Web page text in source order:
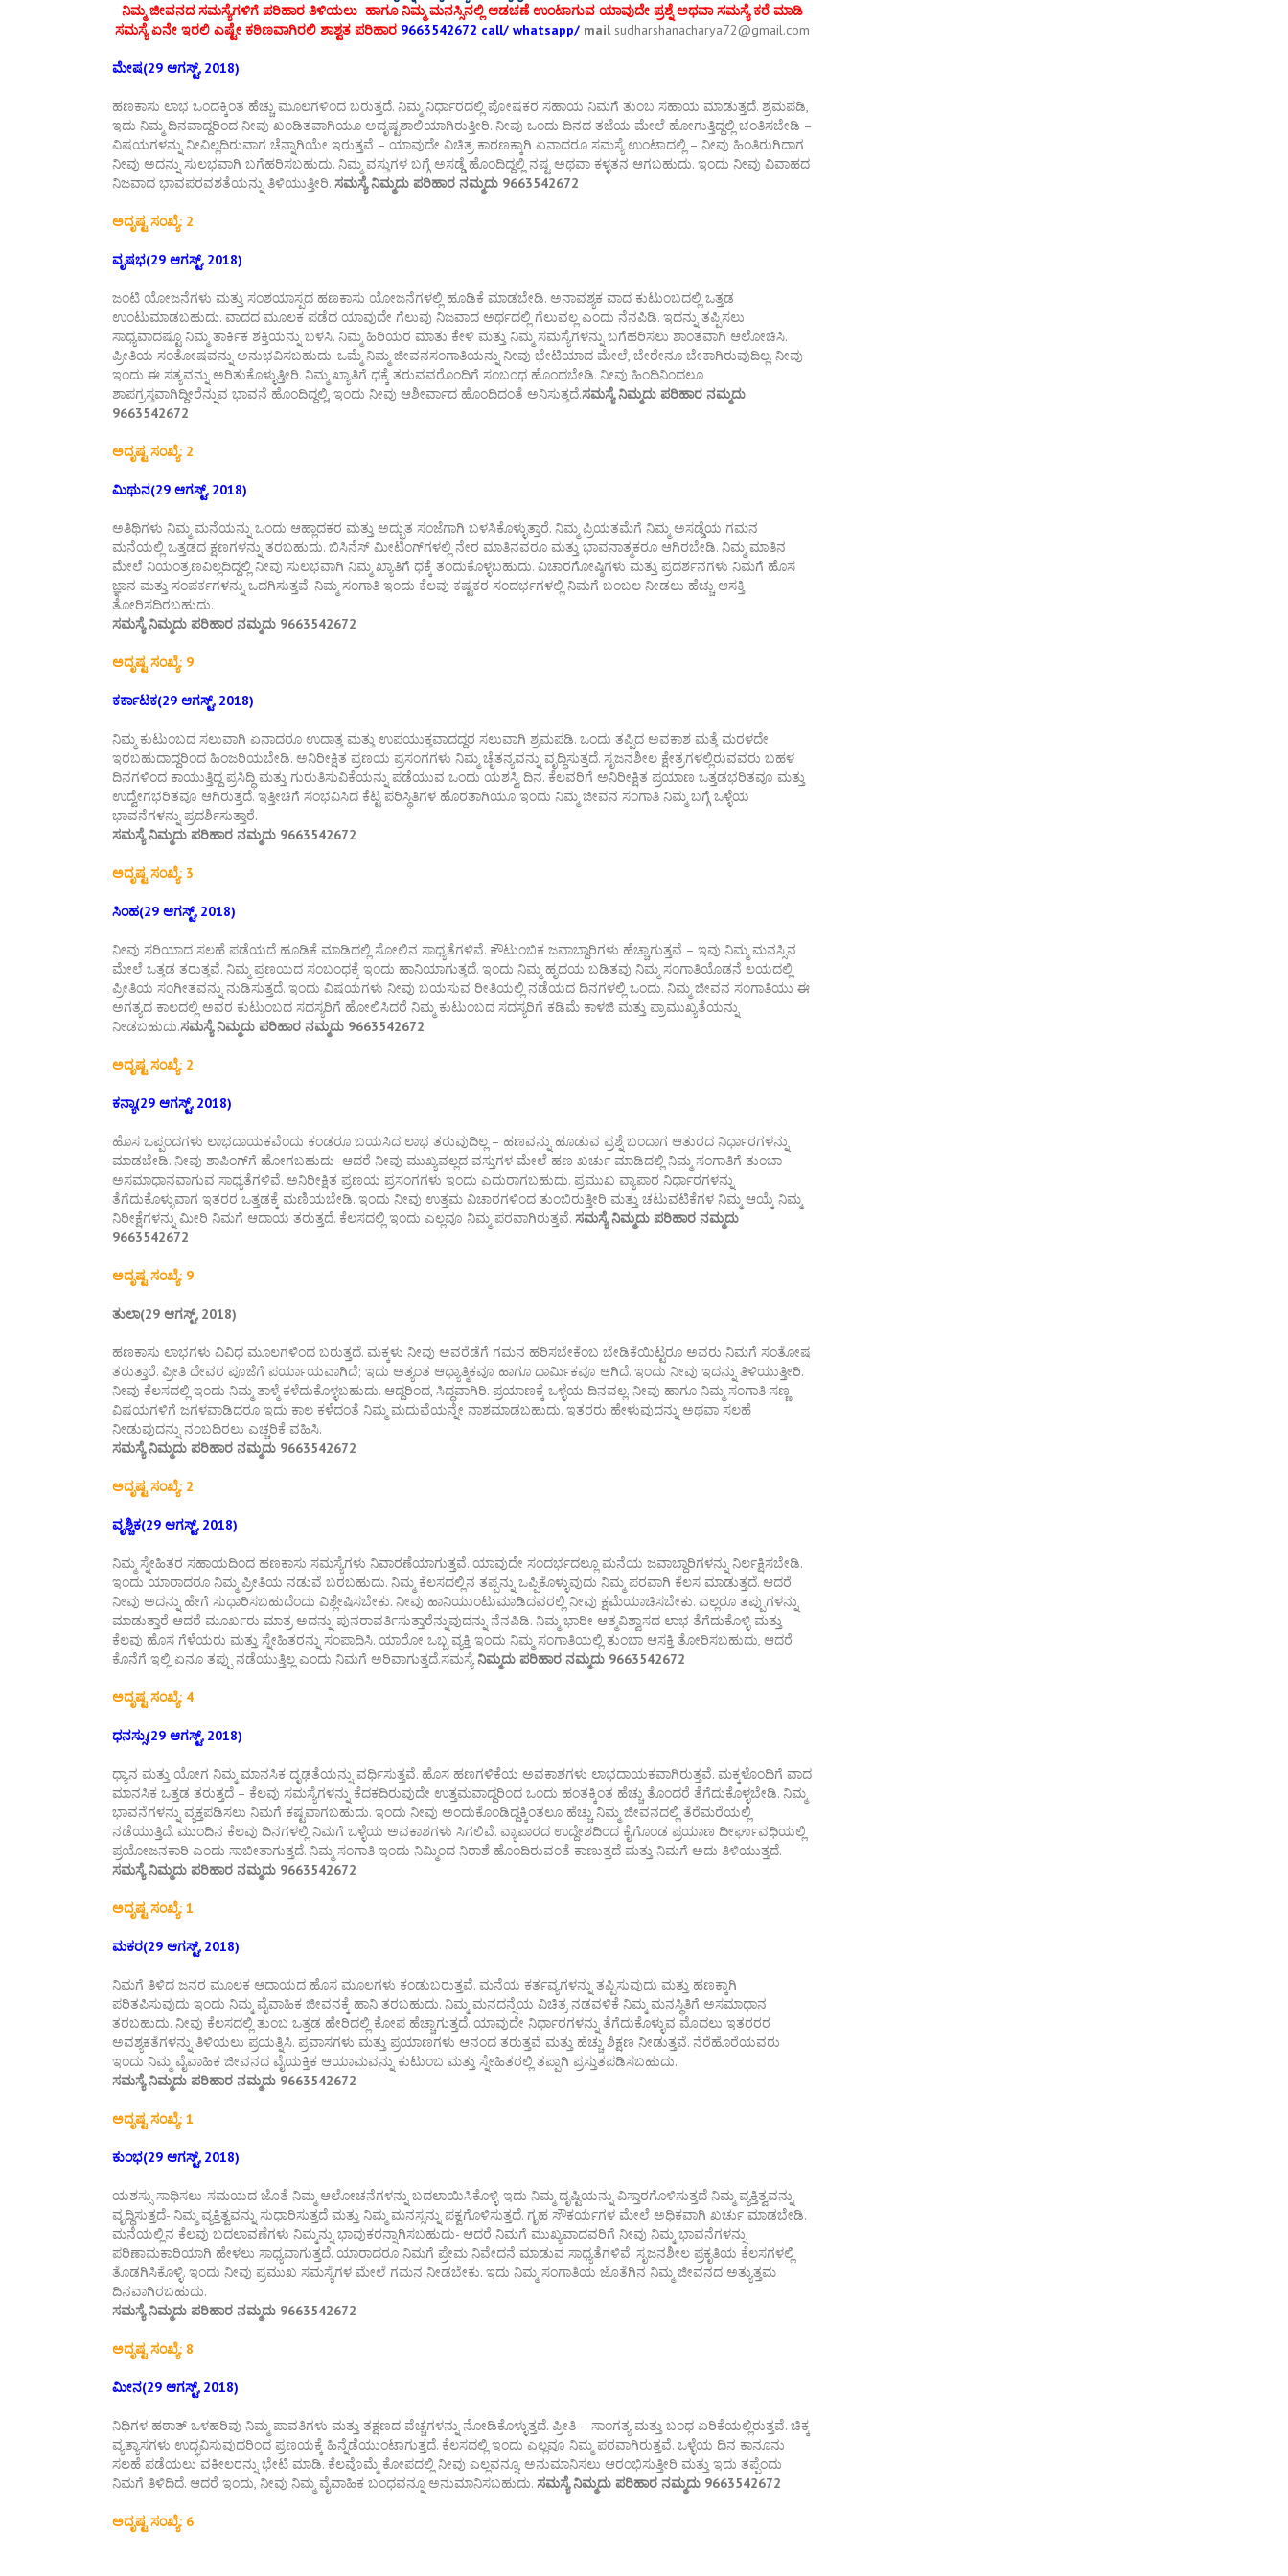
ನಿಮ್ಮ ಜೀವನದ ಸಮಸ್ಯೆಗಳಿಗೆ ಪರಿಹಾರ ತಿಳಿಯಲು ಹಾಗೂ ನಿಮ್ಮ ಮನಸ್ಸಿನಲ್ಲಿ ಆಡಚಣೆ ಉಂಟಾಗುವ ಯಾವುದೇ ಪ್ರಶ್ನೆ ಅಥವಾ ಸಮಸ್ಯೆ ಕರೆ ಮಾಡಿ
ಸಮಸ್ಯೆ ಏನೇ ಇರಲಿ ಎಷ್ಟೇ ಕಠಿಣವಾಗಿರಲಿ ಶಾಶ್ವತ ಪರಿಹಾರ 9663542672 call/ whatsapp/ mailsudharshanacharya72@gmail.com
ಮೇಷ(29 ಆಗಸ್ಟ್, 2018)
ಹಣಕಾಸು ಲಾಭ ಒಂದಕ್ಕಿಂತ ಹೆಚ್ಚು ಮೂಲಗಳಿಂದ ಬರುತ್ತದೆ. ನಿಮ್ಮ ನಿರ್ಧಾರದಲ್ಲಿ ಪೋಷಕರ ಸಹಾಯ ನಿಮಗೆ ತುಂಬ ಸಹಾಯ ಮಾಡುತ್ತದೆ. ಶ್ರಮಪಡಿ,
ಇದು ನಿಮ್ಮ ದಿನವಾದ್ದರಿಂದ ನೀವು ಖಂಡಿತವಾಗಿಯೂ ಅದೃಷ್ಟಶಾಲಿಯಾಗಿರುತ್ತೀರಿ. ನೀವು ಒಂದು ದಿನದ ತಜೆಯ ಮೇಲೆ ಹೋಗುತ್ತಿದ್ದಲ್ಲಿ ಚಂತಿಸಬೇಡಿ –
ವಿಷಯಗಳನ್ನು ನೀವಿಲ್ಲದಿರುವಾಗ ಚೆನ್ನಾಗಿಯೇ ಇರುತ್ತವೆ – ಯಾವುದೇ ವಿಚಿತ್ರ ಕಾರಣಕ್ಕಾಗಿ ಏನಾದರೂ ಸಮಸ್ಯೆ ಉಂಟಾದಲ್ಲಿ – ನೀವು ಹಿಂತಿರುಗಿದಾಗ
ನೀವು ಅದನ್ನು ಸುಲಭವಾಗಿ ಬಗೆಹರಿಸಬಹುದು. ನಿಮ್ಮ ವಸ್ತುಗಳ ಬಗ್ಗೆ ಅಸಡ್ಡೆ ಹೊಂದಿದ್ದಲ್ಲಿ ನಷ್ಟ ಅಥವಾ ಕಳ್ಳತನ ಆಗಬಹುದು. ಇಂದು ನೀವು ವಿವಾಹದ
ನಿಜವಾದ ಭಾವಪರವಶತೆಯನ್ನು ತಿಳಿಯುತ್ತೀರಿ. ಸಮಸ್ಯೆ ನಿಮ್ಮದು ಪರಿಹಾರ ನಮ್ಮದು 9663542672
ಅದೃಷ್ಟ ಸಂಖ್ಯೆ: 2
ವೃಷಭ(29 ಆಗಸ್ಟ್, 2018)
ಜಂಟಿ ಯೋಜನೆಗಳು ಮತ್ತು ಸಂಶಯಾಸ್ಪದ ಹಣಕಾಸು ಯೋಜನೆಗಳಲ್ಲಿ ಹೂಡಿಕೆ ಮಾಡಬೇಡಿ. ಅನಾವಶ್ಯಕ ವಾದ ಕುಟುಂಬದಲ್ಲಿ ಒತ್ತಡ
ಉಂಟುಮಾಡಬಹುದು. ವಾದದ ಮೂಲಕ ಪಡೆದ ಯಾವುದೇ ಗೆಲುವು ನಿಜವಾದ ಅರ್ಥದಲ್ಲಿ ಗೆಲುವಲ್ಲ ಎಂದು ನೆನಪಿಡಿ. ಇದನ್ನು ತಪ್ಪಿಸಲು
ಸಾಧ್ಯವಾದಷ್ಟೂ ನಿಮ್ಮ ತಾರ್ಕಿಕ ಶಕ್ತಿಯನ್ನು ಬಳಸಿ. ನಿಮ್ಮ ಹಿರಿಯರ ಮಾತು ಕೇಳಿ ಮತ್ತು ನಿಮ್ಮ ಸಮಸ್ಯೆಗಳನ್ನು ಬಗೆಹರಿಸಲು ಶಾಂತವಾಗಿ ಆಲೋಚಿಸಿ.
ಪ್ರೀತಿಯ ಸಂತೋಷವನ್ನು ಅನುಭವಿಸಬಹುದು. ಒಮ್ಮೆ ನಿಮ್ಮ ಜೀವನಸಂಗಾತಿಯನ್ನು ನೀವು ಭೇಟಿಯಾದ ಮೇಲೆ, ಬೇರೇನೂ ಬೇಕಾಗಿರುವುದಿಲ್ಲ. ನೀವು
ಇಂದು ಈ ಸತ್ಯವನ್ನು ಅರಿತುಕೊಳ್ಳುತ್ತೀರಿ. ನಿಮ್ಮ ಖ್ಯಾತಿಗೆ ಧಕ್ಕೆ ತರುವವರೊಂದಿಗೆ ಸಂಬಂಧ ಹೊಂದಬೇಡಿ. ನೀವು ಹಿಂದಿನಿಂದಲೂ
ಶಾಪಗ್ರಸ್ತವಾಗಿದ್ದೀರೆನ್ನುವ ಭಾವನೆ ಹೊಂದಿದ್ದಲ್ಲಿ, ಇಂದು ನೀವು ಆಶೀರ್ವಾದ ಹೊಂದಿದಂತೆ ಅನಿಸುತ್ತದೆ.ಸಮಸ್ಯೆ ನಿಮ್ಮದು ಪರಿಹಾರ ನಮ್ಮದು
9663542672
ಅದೃಷ್ಟ ಸಂಖ್ಯೆ: 2
ಮಿಥುನ(29 ಆಗಸ್ಟ್, 2018)
ಅತಿಥಿಗಳು ನಿಮ್ಮ ಮನೆಯನ್ನು ಒಂದು ಆಹ್ಲಾದಕರ ಮತ್ತು ಅದ್ಭುತ ಸಂಜೆಗಾಗಿ ಬಳಸಿಕೊಳ್ಳುತ್ತಾರೆ. ನಿಮ್ಮ ಪ್ರಿಯತಮೆಗೆ ನಿಮ್ಮ ಅಸಡ್ಡೆಯ ಗಮನ
ಮನೆಯಲ್ಲಿ ಒತ್ತಡದ ಕ್ಷಣಗಳನ್ನು ತರಬಹುದು. ಬಿಸಿನೆಸ್ ಮೀಟಿಂಗ್‌ಗಳಲ್ಲಿ ನೇರ ಮಾತಿನವರೂ ಮತ್ತು ಭಾವನಾತ್ಮಕರೂ ಆಗಿರಬೇಡಿ. ನಿಮ್ಮ ಮಾತಿನ
ಮೇಲೆ ನಿಯಂತ್ರಣವಿಲ್ಲದಿದ್ದಲ್ಲಿ ನೀವು ಸುಲಭವಾಗಿ ನಿಮ್ಮ ಖ್ಯಾತಿಗೆ ಧಕ್ಕೆ ತಂದುಕೊಳ್ಳಬಹುದು. ವಿಚಾರಗೋಷ್ಠಿಗಳು ಮತ್ತು ಪ್ರದರ್ಶನಗಳು ನಿಮಗೆ ಹೊಸ
ಜ್ಞಾನ ಮತ್ತು ಸಂಪರ್ಕಗಳನ್ನು ಒದಗಿಸುತ್ತವೆ. ನಿಮ್ಮ ಸಂಗಾತಿ ಇಂದು ಕೆಲವು ಕಷ್ಟಕರ ಸಂದರ್ಭಗಳಲ್ಲಿ ನಿಮಗೆ ಬಂಬಲ ನೀಡಲು ಹೆಚ್ಚು ಆಸಕ್ತಿ
ತೋರಿಸದಿರಬಹುದು.
ಸಮಸ್ಯೆ ನಿಮ್ಮದು ಪರಿಹಾರ ನಮ್ಮದು 9663542672
ಅದೃಷ್ಟ ಸಂಖ್ಯೆ: 9
ಕರ್ಕಾಟಕ(29 ಆಗಸ್ಟ್, 2018)
ನಿಮ್ಮ ಕುಟುಂಬದ ಸಲುವಾಗಿ ಏನಾದರೂ ಉದಾತ್ತ ಮತ್ತು ಉಪಯುಕ್ತವಾದದ್ದರ ಸಲುವಾಗಿ ಶ್ರಮಪಡಿ. ಒಂದು ತಪ್ಪಿದ ಅವಕಾಶ ಮತ್ತೆ ಮರಳದೇ
ಇರಬಹುದಾದ್ದರಿಂದ ಹಿಂಜರಿಯಬೇಡಿ. ಅನಿರೀಕ್ಷಿತ ಪ್ರಣಯ ಪ್ರಸಂಗಗಳು ನಿಮ್ಮ ಚೈತನ್ಯವನ್ನು ವೃದ್ಧಿಸುತ್ತದೆ. ಸೃಜನಶೀಲ ಕ್ಷೇತ್ರಗಳಲ್ಲಿರುವವರು ಬಹಳ
ದಿನಗಳಿಂದ ಕಾಯುತ್ತಿದ್ದ ಪ್ರಸಿದ್ಧಿ ಮತ್ತು ಗುರುತಿಸುವಿಕೆಯನ್ನು ಪಡೆಯುವ ಒಂದು ಯಶಸ್ವಿ ದಿನ. ಕೆಲವರಿಗೆ ಅನಿರೀಕ್ಷಿತ ಪ್ರಯಾಣ ಒತ್ತಡಭರಿತವೂ ಮತ್ತು
ಉದ್ವೇಗಭರಿತವೂ ಆಗಿರುತ್ತದೆ. ಇತ್ತೀಚಿಗೆ ಸಂಭವಿಸಿದ ಕೆಟ್ಟ ಪರಿಸ್ಥಿತಿಗಳ ಹೊರತಾಗಿಯೂ ಇಂದು ನಿಮ್ಮ ಜೀವನ ಸಂಗಾತಿ ನಿಮ್ಮ ಬಗ್ಗೆ ಒಳ್ಳೆಯ
ಭಾವನೆಗಳನ್ನು ಪ್ರದರ್ಶಿಸುತ್ತಾರೆ.
ಸಮಸ್ಯೆ ನಿಮ್ಮದು ಪರಿಹಾರ ನಮ್ಮದು 9663542672
ಅದೃಷ್ಟ ಸಂಖ್ಯೆ: 3
ಸಿಂಹ(29 ಆಗಸ್ಟ್, 2018)
ನೀವು ಸರಿಯಾದ ಸಲಹೆ ಪಡೆಯದೆ ಹೂಡಿಕೆ ಮಾಡಿದಲ್ಲಿ ಸೋಲಿನ ಸಾಧ್ಯತೆಗಳಿವೆ. ಕೌಟುಂಬಿಕ ಜವಾಬ್ದಾರಿಗಳು ಹೆಚ್ಚಾಗುತ್ತವೆ – ಇವು ನಿಮ್ಮ ಮನಸ್ಸಿನ
ಮೇಲೆ ಒತ್ತಡ ತರುತ್ತವೆ. ನಿಮ್ಮ ಪ್ರಣಯದ ಸಂಬಂಧಕ್ಕೆ ಇಂದು ಹಾನಿಯಾಗುತ್ತದೆ. ಇಂದು ನಿಮ್ಮ ಹೃದಯ ಬಡಿತವು ನಿಮ್ಮ ಸಂಗಾತಿಯೊಡನೆ ಲಯದಲ್ಲಿ
ಪ್ರೀತಿಯ ಸಂಗೀತವನ್ನು ನುಡಿಸುತ್ತದೆ. ಇಂದು ವಿಷಯಗಳು ನೀವು ಬಯಸುವ ರೀತಿಯಲ್ಲಿ ನಡೆಯದ ದಿನಗಳಲ್ಲಿ ಒಂದು. ನಿಮ್ಮ ಜೀವನ ಸಂಗಾತಿಯು ಈ
ಅಗತ್ಯದ ಕಾಲದಲ್ಲಿ ಅವರ ಕುಟುಂಬದ ಸದಸ್ಯರಿಗೆ ಹೋಲಿಸಿದರೆ ನಿಮ್ಮ ಕುಟುಂಬದ ಸದಸ್ಯರಿಗೆ ಕಡಿಮೆ ಕಾಳಜಿ ಮತ್ತು ಪ್ರಾಮುಖ್ಯತೆಯನ್ನು
ನೀಡಬಹುದು.ಸಮಸ್ಯೆ ನಿಮ್ಮದು ಪರಿಹಾರ ನಮ್ಮದು 9663542672
ಅದೃಷ್ಟ ಸಂಖ್ಯೆ: 2
ಕನ್ಯಾ(29 ಆಗಸ್ಟ್, 2018)
ಹೊಸ ಒಪ್ಪಂದಗಳು ಲಾಭದಾಯಕವೆಂದು ಕಂಡರೂ ಬಯಸಿದ ಲಾಭ ತರುವುದಿಲ್ಲ – ಹಣವನ್ನು ಹೂಡುವ ಪ್ರಶ್ನೆ ಬಂದಾಗ ಆತುರದ ನಿರ್ಧಾರಗಳನ್ನು
ಮಾಡಬೇಡಿ. ನೀವು ಶಾಪಿಂಗ್‌ಗೆ ಹೋಗಬಹುದು -ಆದರೆ ನೀವು ಮುಖ್ಯವಲ್ಲದ ವಸ್ತುಗಳ ಮೇಲೆ ಹಣ ಖರ್ಚು ಮಾಡಿದಲ್ಲಿ ನಿಮ್ಮ ಸಂಗಾತಿಗೆ ತುಂಬಾ
ಅಸಮಾಧಾನವಾಗುವ ಸಾಧ್ಯತೆಗಳಿವೆ. ಅನಿರೀಕ್ಷಿತ ಪ್ರಣಯ ಪ್ರಸಂಗಗಳು ಇಂದು ಎದುರಾಗಬಹುದು. ಪ್ರಮುಖ ವ್ಯಾಪಾರ ನಿರ್ಧಾರಗಳನ್ನು
ತೆಗೆದುಕೊಳ್ಳುವಾಗ ಇತರರ ಒತ್ತಡಕ್ಕೆ ಮಣಿಯಬೇಡಿ. ಇಂದು ನೀವು ಉತ್ತಮ ವಿಚಾರಗಳಿಂದ ತುಂಬಿರುತ್ತೀರಿ ಮತ್ತು ಚಟುವಟಿಕೆಗಳ ನಿಮ್ಮ ಆಯ್ಕೆ ನಿಮ್ಮ
ನಿರೀಕ್ಷೆಗಳನ್ನು ಮೀರಿ ನಿಮಗೆ ಆದಾಯ ತರುತ್ತದೆ. ಕೆಲಸದಲ್ಲಿ ಇಂದು ಎಲ್ಲವೂ ನಿಮ್ಮ ಪರವಾಗಿರುತ್ತವೆ. ಸಮಸ್ಯೆ ನಿಮ್ಮದು ಪರಿಹಾರ ನಮ್ಮದು
9663542672
ಅದೃಷ್ಟ ಸಂಖ್ಯೆ: 9
ತುಲಾ(29 ಆಗಸ್ಟ್, 2018)
ಹಣಕಾಸು ಲಾಭಗಳು ವಿವಿಧ ಮೂಲಗಳಿಂದ ಬರುತ್ತದೆ. ಮಕ್ಕಳು ನೀವು ಅವರೆಡೆಗೆ ಗಮನ ಹರಿಸಬೇಕೆಂಬ ಬೇಡಿಕೆಯಿಟ್ಟರೂ ಅವರು ನಿಮಗೆ ಸಂತೋಷ
ತರುತ್ತಾರೆ. ಪ್ರೀತಿ ದೇವರ ಪೂಜೆಗೆ ಪರ್ಯಾಯವಾಗಿದೆ; ಇದು ಅತ್ಯಂತ ಆಧ್ಯಾತ್ಮಿಕವೂ ಹಾಗೂ ಧಾರ್ಮಿಕವೂ ಆಗಿದೆ. ಇಂದು ನೀವು ಇದನ್ನು ತಿಳಿಯುತ್ತೀರಿ.
ನೀವು ಕೆಲಸದಲ್ಲಿ ಇಂದು ನಿಮ್ಮ ತಾಳ್ಮೆ ಕಳೆದುಕೊಳ್ಳಬಹುದು. ಆದ್ದರಿಂದ, ಸಿದ್ಧವಾಗಿರಿ. ಪ್ರಯಾಣಕ್ಕೆ ಒಳ್ಳೆಯ ದಿನವಲ್ಲ. ನೀವು ಹಾಗೂ ನಿಮ್ಮ ಸಂಗಾತಿ ಸಣ್ಣ
ವಿಷಯಗಳಿಗೆ ಜಗಳವಾಡಿದರೂ ಇದು ಕಾಲ ಕಳೆದಂತೆ ನಿಮ್ಮ ಮದುವೆಯನ್ನೇ ನಾಶಮಾಡಬಹುದು. ಇತರರು ಹೇಳುವುದನ್ನು ಅಥವಾ ಸಲಹೆ
ನೀಡುವುದನ್ನು ನಂಬದಿರಲು ಎಚ್ಚರಿಕೆ ವಹಿಸಿ.
ಸಮಸ್ಯೆ ನಿಮ್ಮದು ಪರಿಹಾರ ನಮ್ಮದು 9663542672
ಅದೃಷ್ಟ ಸಂಖ್ಯೆ: 2
ವೃಶ್ಚಿಕ(29 ಆಗಸ್ಟ್, 2018)
ನಿಮ್ಮ ಸ್ನೇಹಿತರ ಸಹಾಯದಿಂದ ಹಣಕಾಸು ಸಮಸ್ಯೆಗಳು ನಿವಾರಣೆಯಾಗುತ್ತವೆ. ಯಾವುದೇ ಸಂದರ್ಭದಲ್ಲೂ ಮನೆಯ ಜವಾಬ್ದಾರಿಗಳನ್ನು ನಿರ್ಲಕ್ಷಿಸಬೇಡಿ.
ಇಂದು ಯಾರಾದರೂ ನಿಮ್ಮ ಪ್ರೀತಿಯ ನಡುವೆ ಬರಬಹುದು. ನಿಮ್ಮ ಕೆಲಸದಲ್ಲಿನ ತಪ್ಪನ್ನು ಒಪ್ಪಿಕೊಳ್ಳುವುದು ನಿಮ್ಮ ಪರವಾಗಿ ಕೆಲಸ ಮಾಡುತ್ತದೆ. ಆದರೆ
ನೀವು ಅದನ್ನು ಹೇಗೆ ಸುಧಾರಿಸಬಹುದೆಂದು ವಿಶ್ಲೇಷಿಸಬೇಕು. ನೀವು ಹಾನಿಯುಂಟುಮಾಡಿದವರಲ್ಲಿ ನೀವು ಕ್ಷಮೆಯಾಚಿಸಬೇಕು. ಎಲ್ಲರೂ ತಪ್ಪುಗಳನ್ನು
ಮಾಡುತ್ತಾರೆ ಆದರೆ ಮೂರ್ಖರು ಮಾತ್ರ ಅದನ್ನು ಪುನರಾವರ್ತಿಸುತ್ತಾರೆನ್ನುವುದನ್ನು ನೆನಪಿಡಿ. ನಿಮ್ಮ ಭಾರೀ ಆತ್ಮವಿಶ್ವಾಸದ ಲಾಭ ತೆಗೆದುಕೊಳ್ಳಿ ಮತ್ತು
ಕೆಲವು ಹೊಸ ಗೆಳೆಯರು ಮತ್ತು ಸ್ನೇಹಿತರನ್ನು ಸಂಪಾದಿಸಿ. ಯಾರೋ ಒಬ್ಬ ವ್ಯಕ್ತಿ ಇಂದು ನಿಮ್ಮ ಸಂಗಾತಿಯಲ್ಲಿ ತುಂಬಾ ಆಸಕ್ತಿ ತೋರಿಸಬಹುದು, ಆದರೆ
ಕೊನೆಗೆ ಇಲ್ಲಿ ಏನೂ ತಪ್ಪು ನಡೆಯುತ್ತಿಲ್ಲ ಎಂದು ನಿಮಗೆ ಅರಿವಾಗುತ್ತದೆ.ಸಮಸ್ಯೆನಿಮ್ಮದು ಪರಿಹಾರ ನಮ್ಮದು 9663542672
ಅದೃಷ್ಟ ಸಂಖ್ಯೆ: 4
ಧನಸ್ಸು(29 ಆಗಸ್ಟ್, 2018)
ಧ್ಯಾನ ಮತ್ತು ಯೋಗ ನಿಮ್ಮ ಮಾನಸಿಕ ದೃಢತೆಯನ್ನು ವರ್ಧಿಸುತ್ತವೆ. ಹೊಸ ಹಣಗಳಿಕೆಯ ಅವಕಾಶಗಳು ಲಾಭದಾಯಕವಾಗಿರುತ್ತವೆ. ಮಕ್ಕಳೊಂದಿಗೆ ವಾದ
ಮಾನಸಿಕ ಒತ್ತಡ ತರುತ್ತದೆ – ಕೆಲವು ಸಮಸ್ಯೆಗಳನ್ನು ಕೆದಕದಿರುವುದೇ ಉತ್ತಮವಾದ್ದರಿಂದ ಒಂದು ಹಂತಕ್ಕಿಂತ ಹೆಚ್ಚು ತೊಂದರೆ ತೆಗೆದುಕೊಳ್ಳಬೇಡಿ. ನಿಮ್ಮ
ಭಾವನೆಗಳನ್ನು ವ್ಯಕ್ತಪಡಿಸಲು ನಿಮಗೆ ಕಷ್ಟವಾಗಬಹುದು. ಇಂದು ನೀವು ಅಂದುಕೊಂಡಿದ್ದಕ್ಕಿಂತಲೂ ಹೆಚ್ಚು ನಿಮ್ಮ ಜೀವನದಲ್ಲಿ ತೆರೆಮರೆಯಲ್ಲಿ
ನಡೆಯುತ್ತಿದೆ. ಮುಂದಿನ ಕೆಲವು ದಿನಗಳಲ್ಲಿ ನಿಮಗೆ ಒಳ್ಳೆಯ ಅವಕಾಶಗಳು ಸಿಗಲಿವೆ. ವ್ಯಾಪಾರದ ಉದ್ದೇಶದಿಂದ ಕೈಗೊಂಡ ಪ್ರಯಾಣ ದೀರ್ಘಾವಧಿಯಲ್ಲಿ
ಪ್ರಯೋಜನಕಾರಿ ಎಂದು ಸಾಬೀತಾಗುತ್ತದೆ. ನಿಮ್ಮ ಸಂಗಾತಿ ಇಂದು ನಿಮ್ಮಿಂದ ನಿರಾಶೆ ಹೊಂದಿರುವಂತೆ ಕಾಣುತ್ತದೆ ಮತ್ತು ನಿಮಗೆ ಅದು ತಿಳಿಯುತ್ತದೆ.
ಸಮಸ್ಯೆ ನಿಮ್ಮದು ಪರಿಹಾರ ನಮ್ಮದು 9663542672
ಅದೃಷ್ಟ ಸಂಖ್ಯೆ: 1
ಮಕರ(29 ಆಗಸ್ಟ್, 2018)
ನಿಮಗೆ ತಿಳಿದ ಜನರ ಮೂಲಕ ಆದಾಯದ ಹೊಸ ಮೂಲಗಳು ಕಂಡುಬರುತ್ತವೆ. ಮನೆಯ ಕರ್ತವ್ಯಗಳನ್ನು ತಪ್ಪಿಸುವುದು ಮತ್ತು ಹಣಕ್ಕಾಗಿ
ಪರಿತಪಿಸುವುದು ಇಂದು ನಿಮ್ಮ ವೈವಾಹಿಕ ಜೀವನಕ್ಕೆ ಹಾನಿ ತರಬಹುದು. ನಿಮ್ಮ ಮನದನ್ನೆಯ ವಿಚಿತ್ರ ನಡವಳಿಕೆ ನಿಮ್ಮ ಮನಸ್ಥಿತಿಗೆ ಅಸಮಾಧಾನ
ತರಬಹುದು. ನೀವು ಕೆಲಸದಲ್ಲಿ ತುಂಬ ಒತ್ತಡ ಹೇರಿದಲ್ಲಿ ಕೋಪ ಹೆಚ್ಚಾಗುತ್ತದೆ. ಯಾವುದೇ ನಿರ್ಧಾರಗಳನ್ನು ತೆಗೆದುಕೊಳ್ಳುವ ಮೊದಲು ಇತರರರ
ಅವಶ್ಯಕತೆಗಳನ್ನು ತಿಳಿಯಲು ಪ್ರಯತ್ನಿಸಿ. ಪ್ರವಾಸಗಳು ಮತ್ತು ಪ್ರಯಾಣಗಳು ಆನಂದ ತರುತ್ತವೆ ಮತ್ತು ಹೆಚ್ಚು ಶಿಕ್ಷಣ ನೀಡುತ್ತವೆ. ನೆರೆಹೊರೆಯವರು
ಇಂದು ನಿಮ್ಮ ವೈವಾಹಿಕ ಜೀವನದ ವೈಯಕ್ತಿಕ ಆಯಾಮವನ್ನು ಕುಟುಂಬ ಮತ್ತು ಸ್ನೇಹಿತರಲ್ಲಿ ತಪ್ಪಾಗಿ ಪ್ರಸ್ತುತಪಡಿಸಬಹುದು.
ಸಮಸ್ಯೆ ನಿಮ್ಮದು ಪರಿಹಾರ ನಮ್ಮದು 9663542672
ಅದೃಷ್ಟ ಸಂಖ್ಯೆ: 1
ಕುಂಭ(29 ಆಗಸ್ಟ್, 2018)
ಯಶಸ್ಸು ಸಾಧಿಸಲು-ಸಮಯದ ಜೊತೆ ನಿಮ್ಮ ಆಲೋಚನೆಗಳನ್ನು ಬದಲಾಯಿಸಿಕೊಳ್ಳಿ-ಇದು ನಿಮ್ಮ ದೃಷ್ಟಿಯನ್ನು ವಿಸ್ತಾರಗೊಳಿಸುತ್ತದೆ ನಿಮ್ಮ ವ್ಯಕ್ತಿತ್ವವನ್ನು
ವೃದ್ಧಿಸುತ್ತದೆ- ನಿಮ್ಮ ವ್ಯಕ್ತಿತ್ವವನ್ನು ಸುಧಾರಿಸುತ್ತದೆ ಮತ್ತು ನಿಮ್ಮ ಮನಸ್ಸನ್ನು ಪಕ್ವಗೊಳಿಸುತ್ತದೆ. ಗೃಹ ಸೌಕರ್ಯಗಳ ಮೇಲೆ ಅಧಿಕವಾಗಿ ಖರ್ಚು ಮಾಡಬೇಡಿ.
ಮನೆಯಲ್ಲಿನ ಕೆಲವು ಬದಲಾವಣೆಗಳು ನಿಮ್ಮನ್ನು ಭಾವುಕರನ್ನಾಗಿಸಬಹುದು- ಆದರೆ ನಿಮಗೆ ಮುಖ್ಯವಾದವರಿಗೆ ನೀವು ನಿಮ್ಮ ಭಾವನೆಗಳನ್ನು
ಪರಿಣಾಮಕಾರಿಯಾಗಿ ಹೇಳಲು ಸಾಧ್ಯವಾಗುತ್ತದೆ. ಯಾರಾದರೂ ನಿಮಗೆ ಪ್ರೇಮ ನಿವೇದನೆ ಮಾಡುವ ಸಾಧ್ಯತೆಗಳಿವೆ. ಸೃಜನಶೀಲ ಪ್ರಕೃತಿಯ ಕೆಲಸಗಳಲ್ಲಿ
ತೊಡಗಿಸಿಕೊಳ್ಳಿ. ಇಂದು ನೀವು ಪ್ರಮುಖ ಸಮಸ್ಯೆಗಳ ಮೇಲೆ ಗಮನ ನೀಡಬೇಕು. ಇದು ನಿಮ್ಮ ಸಂಗಾತಿಯ ಜೊತೆಗಿನ ನಿಮ್ಮ ಜೀವನದ ಅತ್ಯುತ್ತಮ
ದಿನವಾಗಿರಬಹುದು.
ಸಮಸ್ಯೆ ನಿಮ್ಮದು ಪರಿಹಾರ ನಮ್ಮದು 9663542672
ಅದೃಷ್ಟ ಸಂಖ್ಯೆ: 8
ಮೀನ(29 ಆಗಸ್ಟ್, 2018)
ನಿಧಿಗಳ ಹಠಾತ್ ಒಳಹರಿವು ನಿಮ್ಮ ಪಾವತಿಗಳು ಮತ್ತು ತಕ್ಷಣದ ವೆಚ್ಚಗಳನ್ನು ನೋಡಿಕೊಳ್ಳುತ್ತದೆ. ಪ್ರೀತಿ – ಸಾಂಗತ್ಯ ಮತ್ತು ಬಂಧ ಏರಿಕೆಯಲ್ಲಿರುತ್ತವೆ. ಚಿಕ್ಕ
ವ್ಯತ್ಯಾಸಗಳು ಉದ್ಭವಿಸುವುದರಿಂದ ಪ್ರಣಯಕ್ಕೆ ಹಿನ್ನೆಡೆಯುಂಟಾಗುತ್ತದೆ. ಕೆಲಸದಲ್ಲಿ ಇಂದು ಎಲ್ಲವೂ ನಿಮ್ಮ ಪರವಾಗಿರುತ್ತವೆ. ಒಳ್ಳೆಯ ದಿನ ಕಾನೂನು
ಸಲಹೆ ಪಡೆಯಲು ವಕೀಲರನ್ನು ಭೇಟಿ ಮಾಡಿ. ಕೆಲವೊಮ್ಮೆ ಕೋಪದಲ್ಲಿ ನೀವು ಎಲ್ಲವನ್ನೂ, ಅನುಮಾನಿಸಲು ಆರಂಭಿಸುತ್ತೀರಿ ಮತ್ತು ಇದು ತಪ್ಪೆಂದು
ನಿಮಗೆ ತಿಳಿದಿದೆ. ಆದರೆ ಇಂದು, ನೀವು ನಿಮ್ಮ ವೈವಾಹಿಕ ಬಂಧವನ್ನೂ ಅನುಮಾನಿಸಬಹುದು. ಸಮಸ್ಯೆ ನಿಮ್ಮದು ಪರಿಹಾರ ನಮ್ಮದು 9663542672
ಅದೃಷ್ಟ ಸಂಖ್ಯೆ: 6